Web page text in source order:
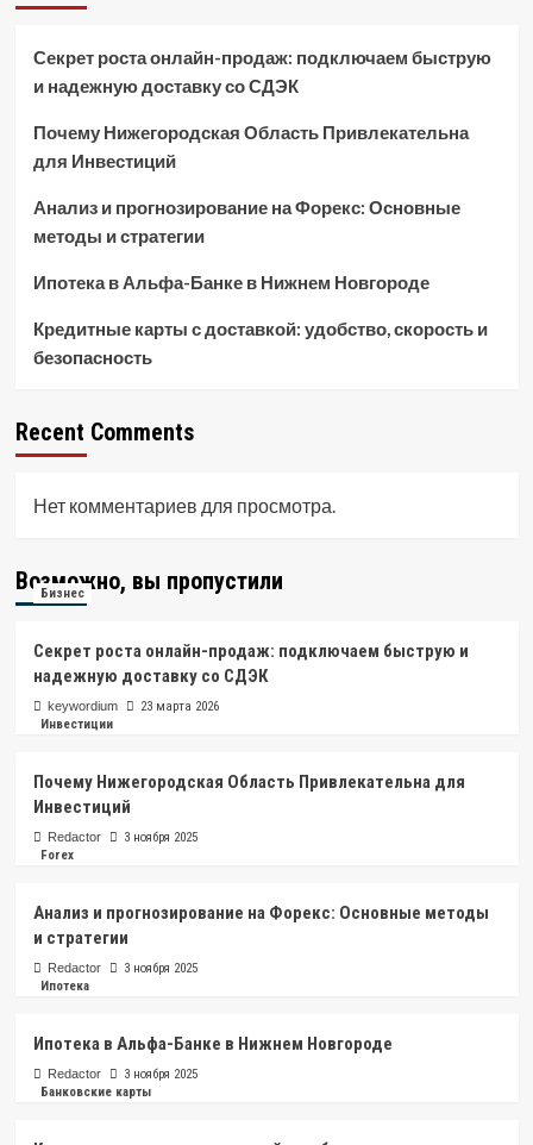
Секрет роста онлайн-продаж: подключаем быструю
и надежную доставку со СДЭК
Почему Нижегородская Область Привлекательна
для Инвестиций
Анализ и прогнозирование на Форекс: Основные
методы и стратегии
Ипотека в Альфа-Банке в Нижнем Новгороде
Кредитные карты с доставкой: удобство, скорость и
безопасность
Recent Comments
Нет комментариев для просмотра.
Возможно, вы пропустили
Бизнес
Секрет роста онлайн-продаж: подключаем быструю и
надежную доставку со СДЭК
keywordium
23 марта 2026
Инвестиции
Почему Нижегородская Область Привлекательна для
Инвестиций
Redactor
3 ноября 2025
Forex
Анализ и прогнозирование на Форекс: Основные методы
и стратегии
Redactor
3 ноября 2025
Ипотека
Ипотека в Альфа-Банке в Нижнем Новгороде
Redactor
3 ноября 2025
Банковские карты